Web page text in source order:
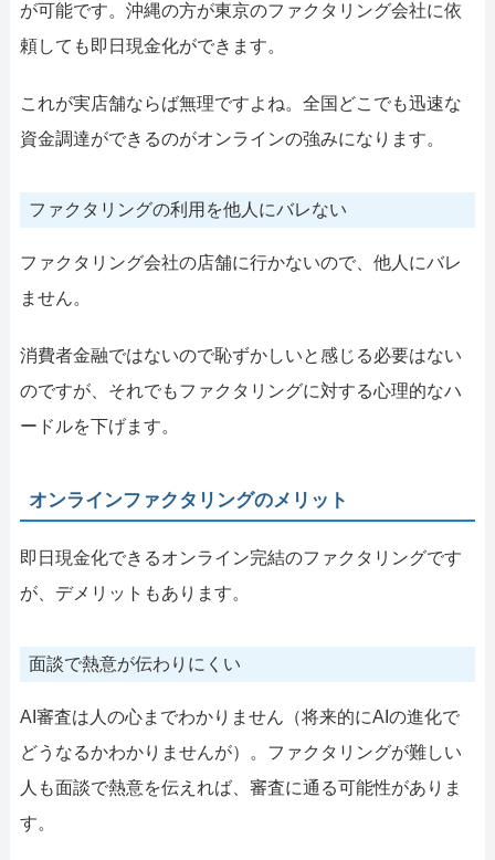
が可能です。沖縄の方が東京のファクタリング会社に依
頼しても即日現金化ができます。
これが実店舗ならば無理ですよね。全国どこでも迅速な
資金調達ができるのがオンラインの強みになります。
ファクタリングの利用を他人にバレない
ファクタリング会社の店舗に行かないので、他人にバレ
ません。
消費者金融ではないので恥ずかしいと感じる必要はない
のですが、それでもファクタリングに対する心理的なハ
ードルを下げます。
オンラインファクタリングのメリット
即日現金化できるオンライン完結のファクタリングです
が、デメリットもあります。
面談で熱意が伝わりにくい
AI審査は人の心までわかりません（将来的にAIの進化で
どうなるかわかりませんが）。ファクタリングが難しい
人も面談で熱意を伝えれば、審査に通る可能性がありま
す。